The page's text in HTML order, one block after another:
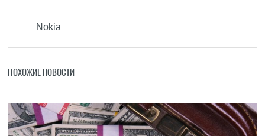
Nokia
ПОХОЖИЕ НОВОСТИ